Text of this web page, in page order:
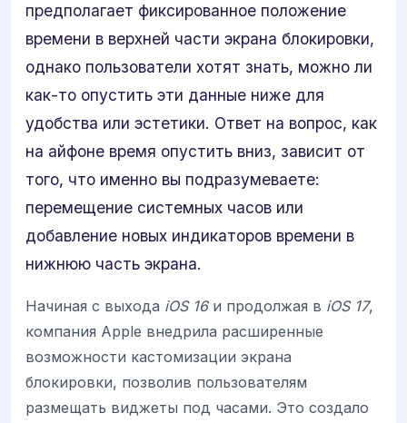
предполагает фиксированное положение
времени в верхней части экрана блокировки,
однако пользователи хотят знать, можно ли
как-то опустить эти данные ниже для
удобства или эстетики. Ответ на вопрос, как
на айфоне время опустить вниз, зависит от
того, что именно вы подразумеваете:
перемещение системных часов или
добавление новых индикаторов времени в
нижнюю часть экрана.
Начиная с выхода iOS 16и продолжая в iOS 17,
компания Apple внедрила расширенные
возможности кастомизации экрана
блокировки, позволив пользователям
размещать виджеты под часами. Это создало